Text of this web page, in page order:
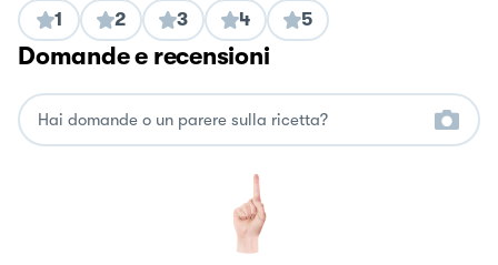
1 2 3 4 5
Domande e recensioni